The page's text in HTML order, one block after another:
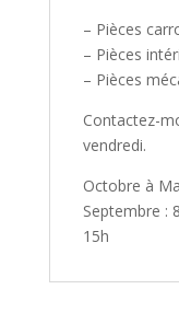
– Pièces
– Pièces
– Pièces
Contactez-
vendredi.
Octobre à
Septembre :
15h